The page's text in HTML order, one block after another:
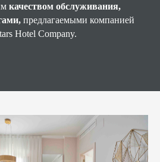
качеством обслуживания,
предлагаемыми компанией
Hotel Company.